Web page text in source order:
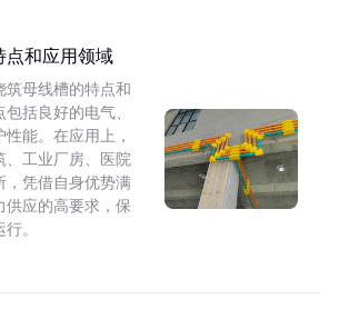
点和应用领域
筑母线槽的特点和
括良好的电气、
能。在应用上，
、工业厂房、医院
，凭借自身优势满
供应的高要求，保
。